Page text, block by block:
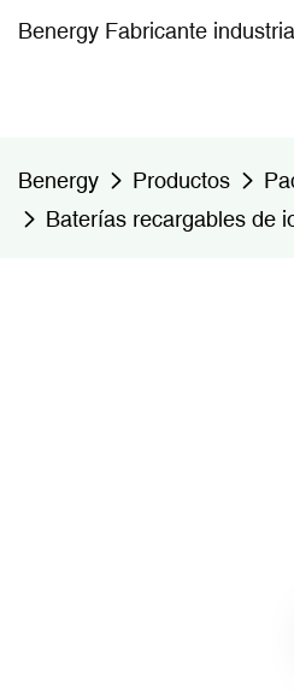
Benergy Fabricante
Benergy Productos
Baterías recargables de